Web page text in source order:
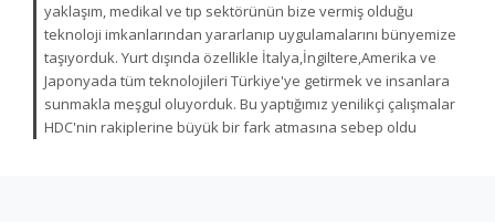
yaklaşım, medikal ve tıp sektörünün bize vermiş olduğu
teknoloji imkanlarından yararlanıp uygulamalarını bünyemize
taşıyorduk. Yurt dışında özellikle İtalya,İngiltere,Amerika ve
Japonyada tüm teknolojileri Türkiye'ye getirmek ve insanlara
sunmakla meşgul oluyorduk. Bu yaptığımız yenilikçi çalışmalar
HDC'nin rakiplerine büyük bir fark atmasına sebep oldu